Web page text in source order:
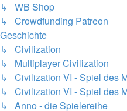
↳ WB Shop
↳ Crowdfunding Patreon
Geschichte
↳ Civilization
↳ Multiplayer Civilization
↳ Civilization VI - Spiel des
↳ Civilization VI - Spiel des
↳ Anno - die Spielereihe